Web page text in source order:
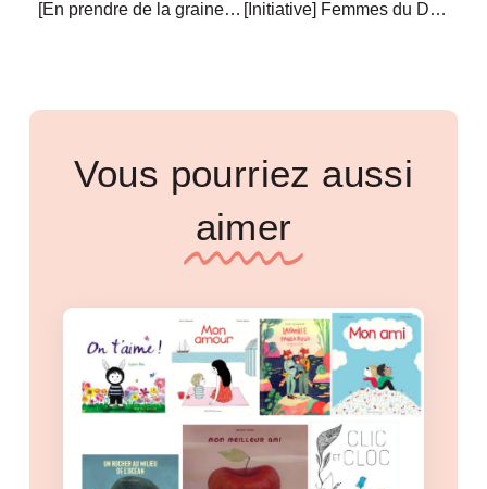
[En prendre de la graine] Echap : la lutte contre les violences sexistes et sexuelles passe aussi par le numérique [Initiative] Femmes du Digital Ouest : 10ème année d’engagement pour plus de mixité dans le numérique
Vous pourriez aussi
aimer